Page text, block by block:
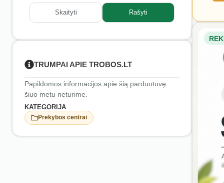
Skaityti Rašyti
TRUMPAI APIE TROBOS.LT
Papildomos informacijos apie šią parduotuvę
šiuo metu neturime.
KATEGORIJA
Prekybos centrai